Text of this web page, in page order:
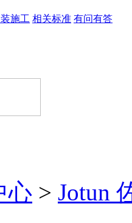
施工 相关标准 有问有答
心 > Jotun